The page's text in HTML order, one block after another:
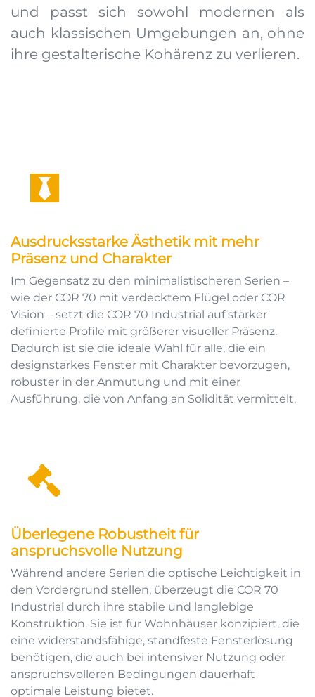
und passt sich sowohl modernen als
auch klassischen Umgebungen an, ohne
ihre gestalterische Kohärenz zu verlieren.
Ausdrucksstarke Ästhetik mit mehr
Präsenz und Charakter
Im Gegensatz zu den minimalistischeren Serien –
wie der COR 70 mit verdecktem Flügel oder COR
Vision – setzt die COR 70 Industrial auf stärker
definierte Profile mit größerer visueller Präsenz.
Dadurch ist sie die ideale Wahl für alle, die ein
designstarkes Fenster mit Charakter bevorzugen,
robuster in der Anmutung und mit einer
Ausführung, die von Anfang an Solidität vermittelt.
Überlegene Robustheit für
anspruchsvolle Nutzung
Während andere Serien die optische Leichtigkeit in
den Vordergrund stellen, überzeugt die COR 70
Industrial durch ihre stabile und langlebige
Konstruktion. Sie ist für Wohnhäuser konzipiert, die
eine widerstandsfähige, standfeste Fensterlösung
benötigen, die auch bei intensiver Nutzung oder
anspruchsvolleren Bedingungen dauerhaft
optimale Leistung bietet.